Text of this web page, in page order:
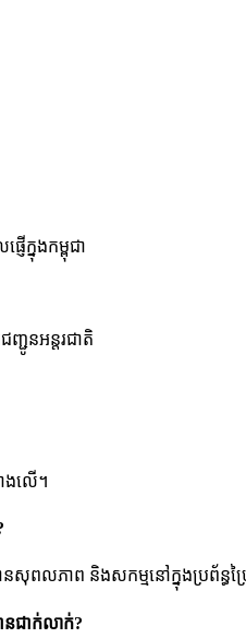
ក្នុងកម្ពុជា
ជូនអន្តរជាតិ
ងលើ។
ាព និងសកម្មនៅក្នុងប្រព័ន្ធប្រៃស
ជាក់លាក់?